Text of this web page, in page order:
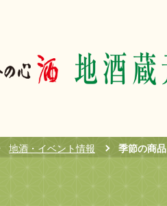
地酒・イベント情報 季節の商品